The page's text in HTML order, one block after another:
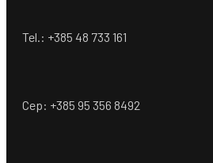
Tel.: +385 48 733 161
Cep: +385 95 356 8492